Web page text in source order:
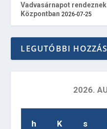
Vadvasárnapot
Központban 2026-07-25
LEGUTÓBBI
2026.
h K s